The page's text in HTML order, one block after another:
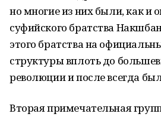
но многие из них были, как и
суфийского братства
этого братства на
структуры вплоть до
революции и после всегда
Вторая примечательная